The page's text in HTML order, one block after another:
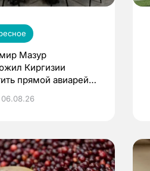
Мазур
Киргизии
прямой авиарейс